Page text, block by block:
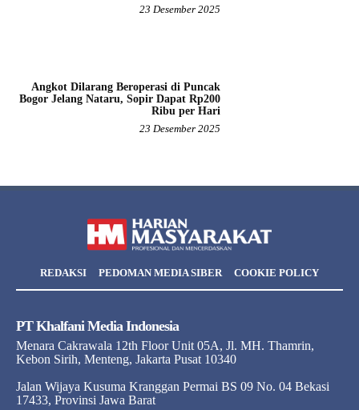
23 Desember 2025
Angkot Dilarang Beroperasi di Puncak
Bogor Jelang Nataru, Sopir Dapat Rp200
Ribu per Hari
23 Desember 2025
REDAKSI PEDOMAN MEDIA SIBER COOKIE POLICY
PT Khalfani Media Indonesia
Menara Cakrawala 12th Floor Unit 05A, Jl. MH. Thamrin,
Kebon Sirih, Menteng, Jakarta Pusat 10340
Jalan Wijaya Kusuma Kranggan Permai BS 09 No. 04 Bekasi
17433, Provinsi Jawa Barat